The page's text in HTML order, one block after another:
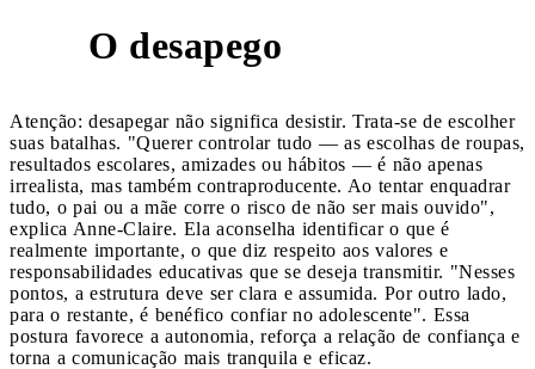
O desapego
Atenção: desapegar não significa desistir. Trata-se de escolher
suas batalhas. "Querer controlar tudo — as escolhas de roupas,
resultados escolares, amizades ou hábitos — é não apenas
irrealista, mas também contraproducente. Ao tentar enquadrar
tudo, o pai ou a mãe corre o risco de não ser mais ouvido",
explica Anne-Claire. Ela aconselha identificar o que é
realmente importante, o que diz respeito aos valores e
responsabilidades educativas que se deseja transmitir. "Nesses
pontos, a estrutura deve ser clara e assumida. Por outro lado,
para o restante, é benéfico confiar no adolescente". Essa
postura favorece a autonomia, reforça a relação de confiança e
torna a comunicação mais tranquila e eficaz.